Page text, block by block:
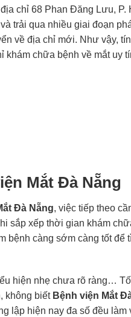
chỉ 68 Phan Đăng Lưu,
trải qua nhiều giai đoạn
về địa chỉ mới. Như vậy,
chữa bệnh về mắt
Mắt Đà Nẵng
Đà Nẵng, việc tiếp theo
sắp xếp thời gian khám
bệnh càng sớm càng tốt
hiện nhẹ chưa rõ ràng…
không biết Bệnh viện Mắt
lập hiện nay đa số đều